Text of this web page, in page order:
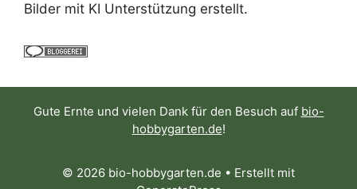
Bilder mit KI Unterstützung erstellt.
Gute Ernte und vielen Dank für den Besuch auf bio-
hobbygarten.de!
© 2026 bio-hobbygarten.de • Erstellt mit